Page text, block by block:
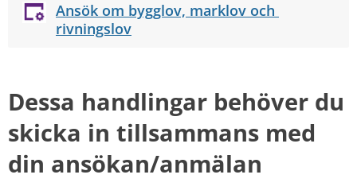
Ansök om bygglov, marklov och
rivningslov
Dessa handlingar behöver du
skicka in tillsammans med
din ansökan/anmälan